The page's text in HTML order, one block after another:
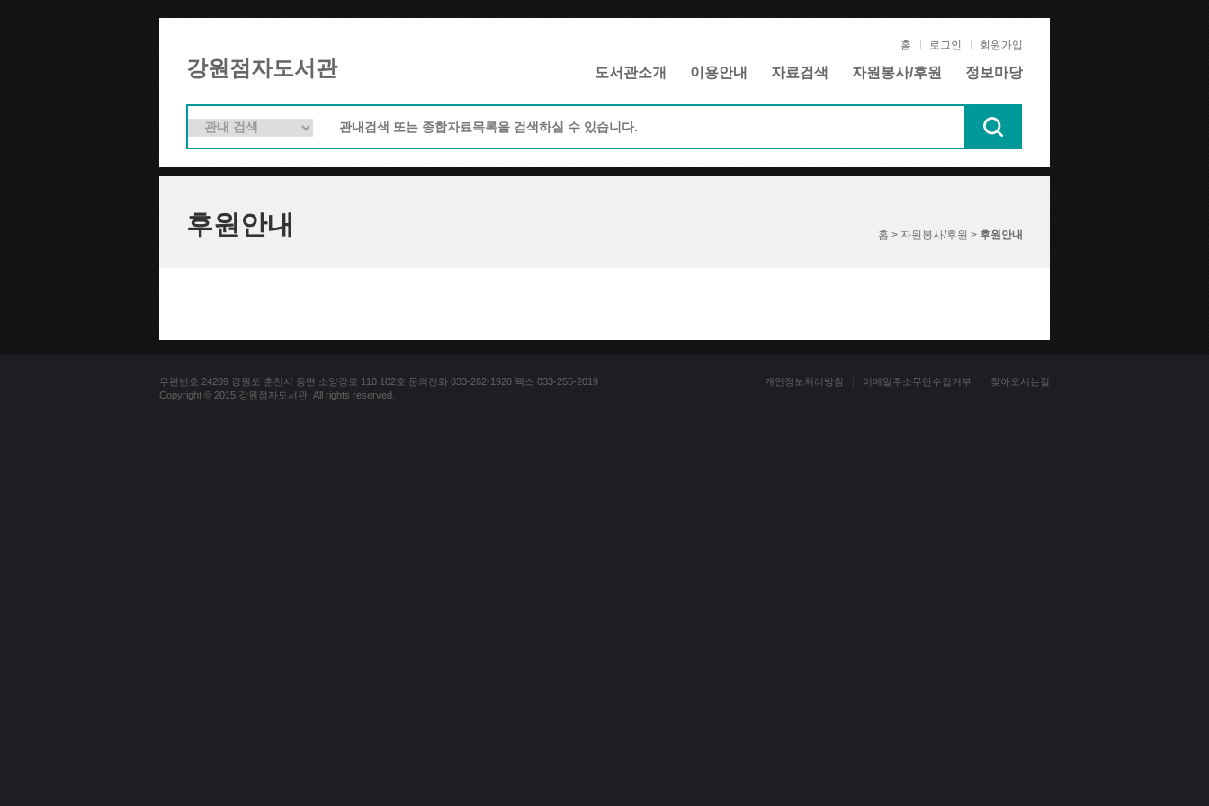
강원점자도서관
홈 로그인 회원가입
도서관소개 이용안내 자료검색 자원봉사/후원 정보마당
후원안내 홈 > 자원봉사/후원 > 후원안내
우편번호 24209 강원도 춘천시 동면 소양강로 110 102호 문의전화 033-262-1920 팩스 033-255-2019
Copyright © 2015 강원점자도서관. All rights reserved.
개인정보처리방침 이메일주소무단수집거부 찾아오시는길